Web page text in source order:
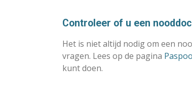
Controleer of u een
Het is niet altijd nodig om een
vragen. Lees op de pagina
kunt doen.